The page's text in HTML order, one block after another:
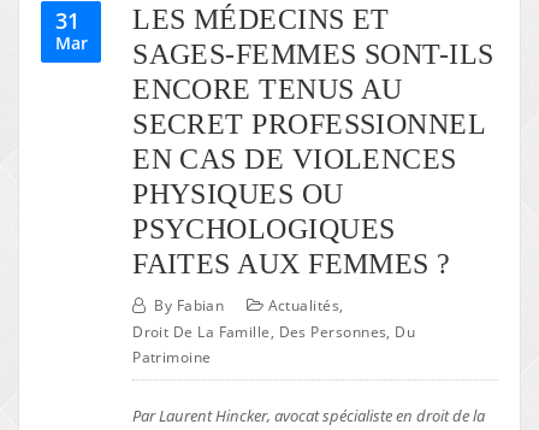
31
Mar
LES MÉDECINS ET
SAGES-FEMMES SONT-ILS
ENCORE TENUS AU
SECRET PROFESSIONNEL
EN CAS DE VIOLENCES
PHYSIQUES OU
PSYCHOLOGIQUES
FAITES AUX FEMMES ?
By Fabian Actualités,
Droit De La Famille, Des Personnes, Du
Patrimoine
Par Laurent Hincker, avocat spécialiste en droit de la